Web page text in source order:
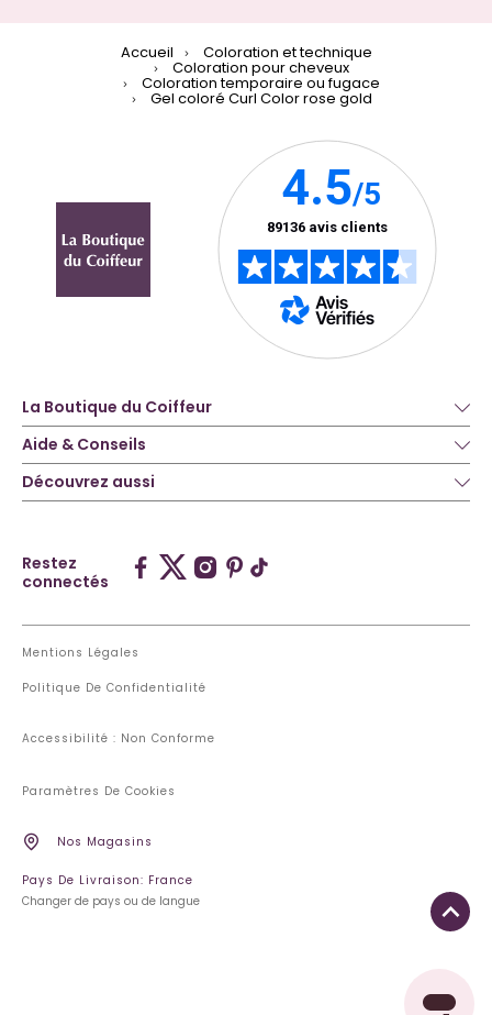
Accueil Coloration et technique
Coloration pour cheveux
Coloration temporaire ou fugace
Gel coloré Curl Color rose gold
La Boutique du Coiffeur
Aide & Conseils
Découvrez aussi
Restez
connectés
Mentions Légales
Politique De Confidentialité
Accessibilité : Non Conforme
Paramètres De Cookies
Nos Magasins
Pays De Livraison: France
Changer de pays ou de langue